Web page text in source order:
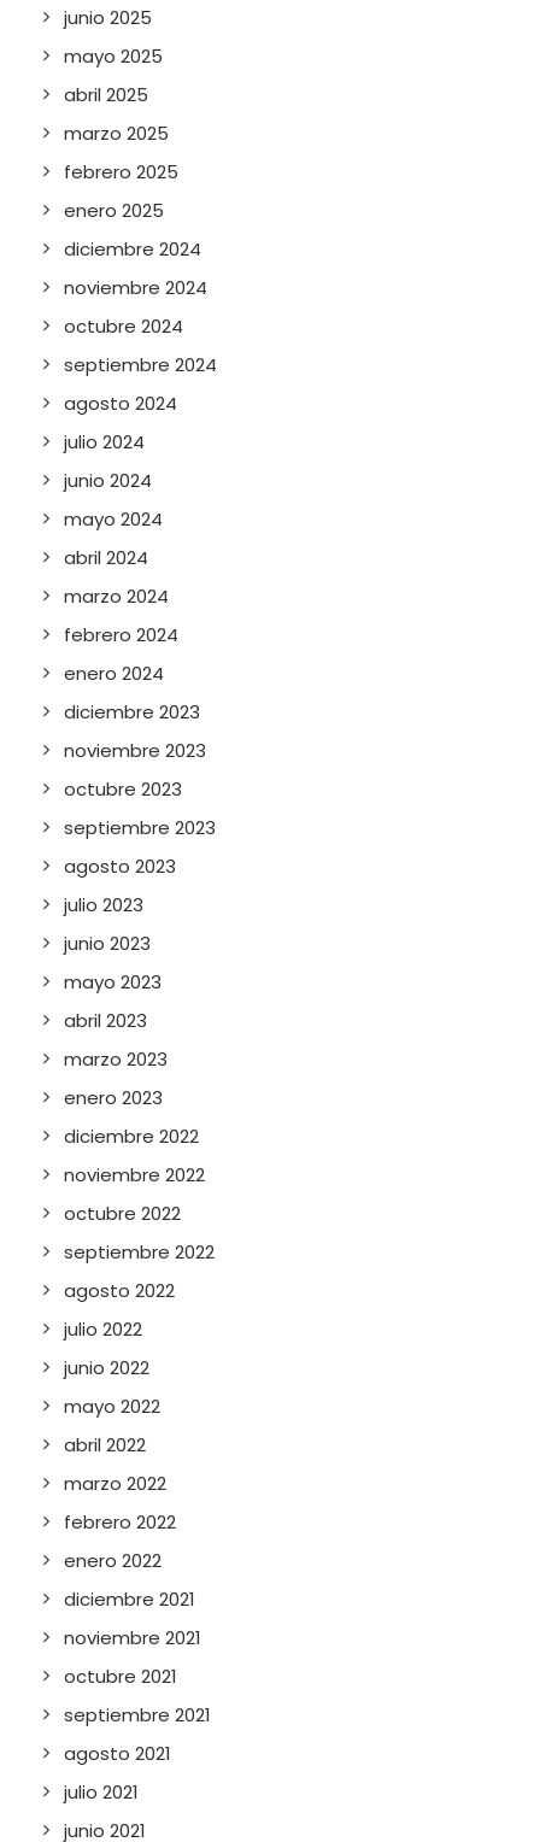
junio 2025
mayo 2025
abril 2025
marzo 2025
febrero 2025
enero 2025
diciembre 2024
noviembre 2024
octubre 2024
septiembre 2024
agosto 2024
julio 2024
junio 2024
mayo 2024
abril 2024
marzo 2024
febrero 2024
enero 2024
diciembre 2023
noviembre 2023
octubre 2023
septiembre 2023
agosto 2023
julio 2023
junio 2023
mayo 2023
abril 2023
marzo 2023
enero 2023
diciembre 2022
noviembre 2022
octubre 2022
septiembre 2022
agosto 2022
julio 2022
junio 2022
mayo 2022
abril 2022
marzo 2022
febrero 2022
enero 2022
diciembre 2021
noviembre 2021
octubre 2021
septiembre 2021
agosto 2021
julio 2021
junio 2021